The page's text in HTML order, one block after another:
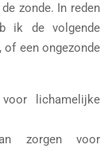
zonde. In reden
ik de volgende
of een ongezonde
lichamelijke
zorgen voor